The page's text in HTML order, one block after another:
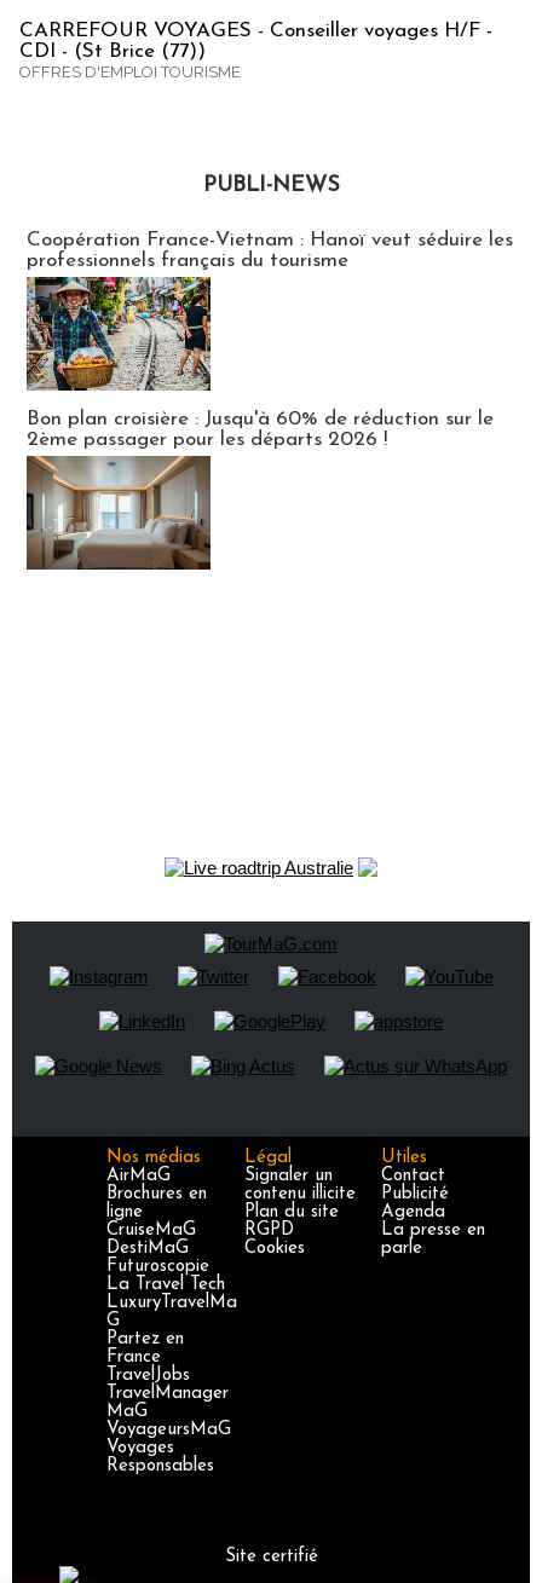
CARREFOUR VOYAGES - Conseiller voyages H/F -
CDI - (St Brice (77))
OFFRES D'EMPLOI TOURISME
PUBLI-NEWS
Coopération France-Vietnam : Hanoï veut séduire les
professionnels français du tourisme
Bon plan croisière : Jusqu'à 60% de réduction sur le
2ème passager pour les départs 2026 !
Nos médias
AirMaG
Brochures en
ligne
CruiseMaG
DestiMaG
Futuroscopie
La Travel Tech
LuxuryTravelMa
G
Partez en
France
TravelJobs
TravelManager
MaG
VoyageursMaG
Voyages
Responsables
Légal
Signaler un
contenu illicite
Plan du site
RGPD
Cookies
Utiles
Contact
Publicité
Agenda
La presse en
parle
Site certifié